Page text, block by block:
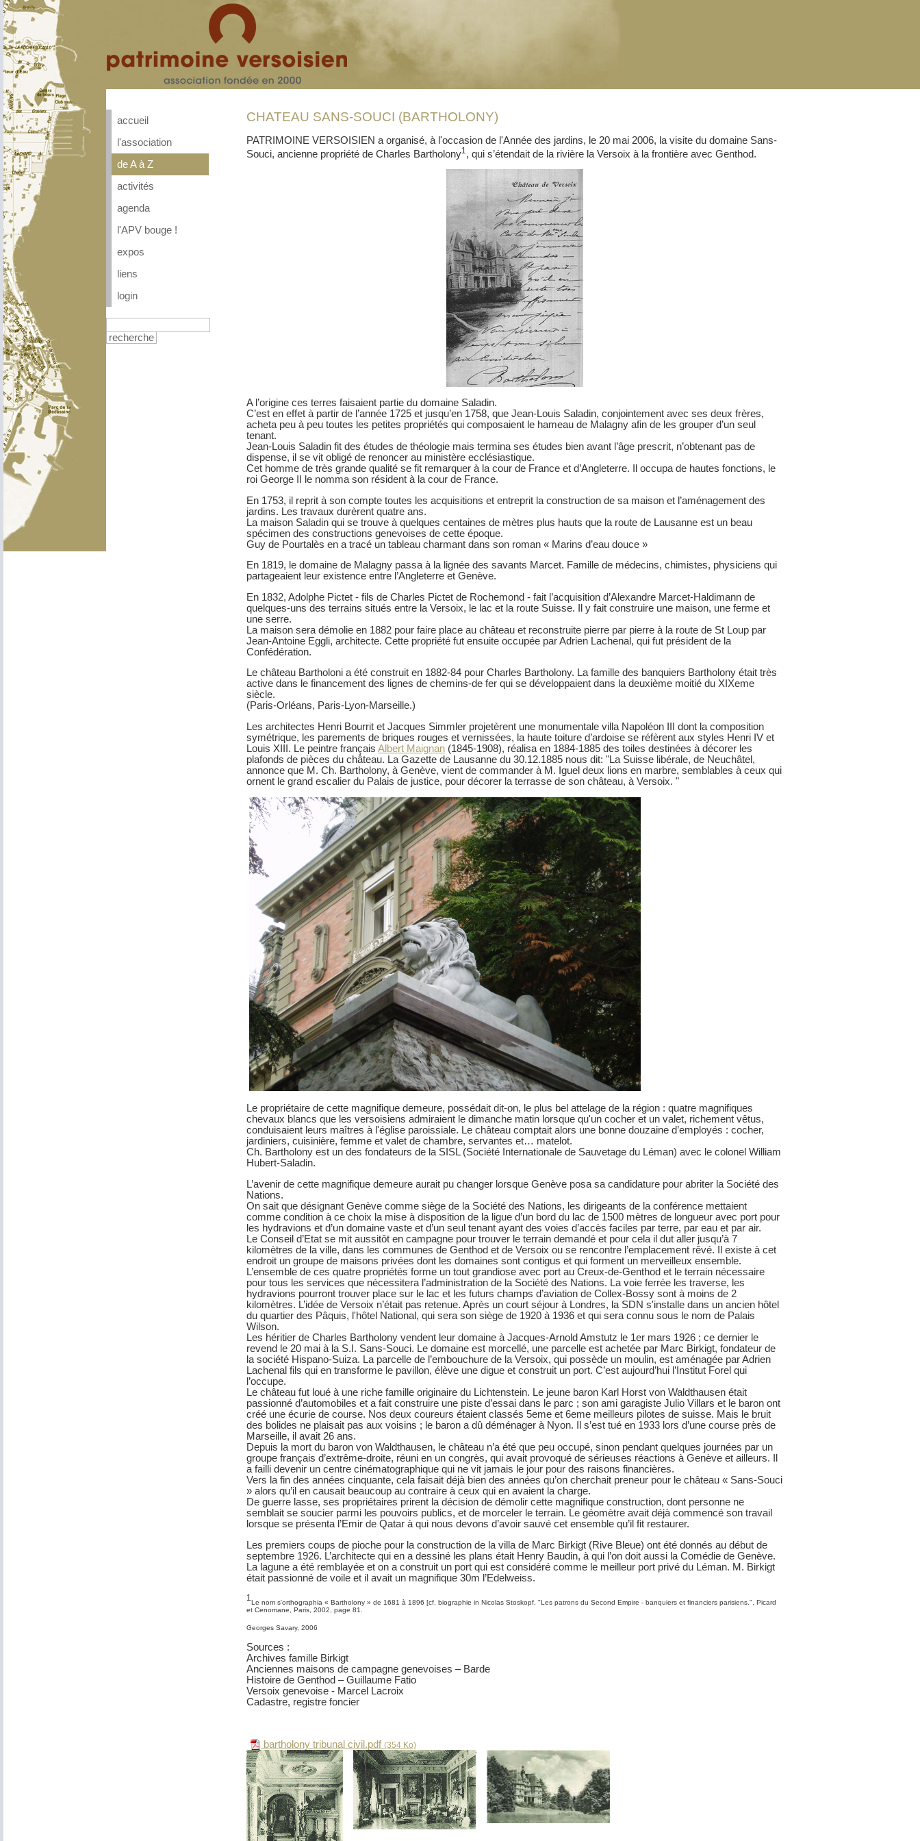
accueil
l'association
de A à Z
activités
agenda
l'APV bouge !
expos
liens
login
recherche
CHATEAU SANS-SOUCI (BARTHOLONY)
PATRIMOINE VERSOISIEN a organisé, à l'occasion de l'Année des jardins, le 20 mai 2006, la visite du domaine Sans-
Souci, ancienne propriété de Charles Bartholony1 , qui s’étendait de la rivière la Versoix à la frontière avec Genthod.
A l’origine ces terres faisaient partie du domaine Saladin.
C’est en effet à partir de l’année 1725 et jusqu’en 1758, que Jean-Louis Saladin, conjointement avec ses deux frères,
acheta peu à peu toutes les petites propriétés qui composaient le hameau de Malagny afin de les grouper d’un seul
tenant.
Jean-Louis Saladin fit des études de théologie mais termina ses études bien avant l’âge prescrit, n’obtenant pas de
dispense, il se vit obligé de renoncer au ministère ecclésiastique.
Cet homme de très grande qualité se fit remarquer à la cour de France et d’Angleterre. Il occupa de hautes fonctions, le
roi George II le nomma son résident à la cour de France.
En 1753, il reprit à son compte toutes les acquisitions et entreprit la construction de sa maison et l’aménagement des
jardins. Les travaux durèrent quatre ans.
La maison Saladin qui se trouve à quelques centaines de mètres plus hauts que la route de Lausanne est un beau
spécimen des constructions genevoises de cette époque.
Guy de Pourtalès en a tracé un tableau charmant dans son roman « Marins d’eau douce »
En 1819, le domaine de Malagny passa à la lignée des savants Marcet. Famille de médecins, chimistes, physiciens qui
partageaient leur existence entre l’Angleterre et Genève.
En 1832, Adolphe Pictet - fils de Charles Pictet de Rochemond - fait l’acquisition d’Alexandre Marcet-Haldimann de
quelques-uns des terrains situés entre la Versoix, le lac et la route Suisse. Il y fait construire une maison, une ferme et
une serre.
La maison sera démolie en 1882 pour faire place au château et reconstruite pierre par pierre à la route de St Loup par
Jean-Antoine Eggli, architecte. Cette propriété fut ensuite occupée par Adrien Lachenal, qui fut président de la
Confédération.
Le château Bartholoni a été construit en 1882-84 pour Charles Bartholony. La famille des banquiers Bartholony était très
active dans le financement des lignes de chemins-de fer qui se développaient dans la deuxième moitié du XIXeme
siècle.
(Paris-Orléans, Paris-Lyon-Marseille.)
Les architectes Henri Bourrit et Jacques Simmler projetèrent une monumentale villa Napoléon III dont la composition
symétrique, les parements de briques rouges et vernissées, la haute toiture d’ardoise se réfèrent aux styles Henri IV et
Louis XIII. Le peintre français Albert Maignan (1845-1908), réalisa en 1884-1885 des toiles destinées à décorer les
plafonds de pièces du château. La Gazette de Lausanne du 30.12.1885 nous dit: "La Suisse libérale, de Neuchâtel,
annonce que M. Ch. Bartholony, à Genève, vient de commander à M. Iguel deux lions en marbre, semblables à ceux qui
ornent le grand escalier du Palais de justice, pour décorer la terrasse de son château, à Versoix. "
Le propriétaire de cette magnifique demeure, possédait dit-on, le plus bel attelage de la région : quatre magnifiques
chevaux blancs que les versoisiens admiraient le dimanche matin lorsque qu'un cocher et un valet, richement vêtus,
conduisaient leurs maîtres à l'église paroissiale. Le château comptait alors une bonne douzaine d’employés : cocher,
jardiniers, cuisinière, femme et valet de chambre, servantes et… matelot.
Ch. Bartholony est un des fondateurs de la SISL (Société Internationale de Sauvetage du Léman) avec le colonel William
Hubert-Saladin.
L’avenir de cette magnifique demeure aurait pu changer lorsque Genève posa sa candidature pour abriter la Société des
Nations.
On sait que désignant Genève comme siège de la Société des Nations, les dirigeants de la conférence mettaient
comme condition à ce choix la mise à disposition de la ligue d’un bord du lac de 1500 mètres de longueur avec port pour
les hydravions et d’un domaine vaste et d’un seul tenant ayant des voies d’accès faciles par terre, par eau et par air.
Le Conseil d’Etat se mit aussitôt en campagne pour trouver le terrain demandé et pour cela il dut aller jusqu’à 7
kilomètres de la ville, dans les communes de Genthod et de Versoix ou se rencontre l’emplacement rêvé. Il existe à cet
endroit un groupe de maisons privées dont les domaines sont contigus et qui forment un merveilleux ensemble.
L’ensemble de ces quatre propriétés forme un tout grandiose avec port au Creux-de-Genthod et le terrain nécessaire
pour tous les services que nécessitera l’administration de la Société des Nations. La voie ferrée les traverse, les
hydravions pourront trouver place sur le lac et les futurs champs d’aviation de Collex-Bossy sont à moins de 2
kilomètres. L’idée de Versoix n’était pas retenue. Après un court séjour à Londres, la SDN s'installe dans un ancien hôtel
du quartier des Pâquis, l'hôtel National, qui sera son siège de 1920 à 1936 et qui sera connu sous le nom de Palais
Wilson.
Les héritier de Charles Bartholony vendent leur domaine à Jacques-Arnold Amstutz le 1er mars 1926 ; ce dernier le
revend le 20 mai à la S.I. Sans-Souci. Le domaine est morcellé, une parcelle est achetée par Marc Birkigt, fondateur de
la société Hispano-Suiza. La parcelle de l’embouchure de la Versoix, qui possède un moulin, est aménagée par Adrien
Lachenal fils qui en transforme le pavillon, élève une digue et construit un port. C’est aujourd’hui l’Institut Forel qui
l’occupe.
Le château fut loué à une riche famille originaire du Lichtenstein. Le jeune baron Karl Horst von Waldthausen était
passionné d’automobiles et a fait construire une piste d’essai dans le parc ; son ami garagiste Julio Villars et le baron ont
créé une écurie de course. Nos deux coureurs étaient classés 5eme et 6eme meilleurs pilotes de suisse. Mais le bruit
des bolides ne plaisait pas aux voisins ; le baron a dû déménager à Nyon. Il s’est tué en 1933 lors d’une course près de
Marseille, il avait 26 ans.
Depuis la mort du baron von Waldthausen, le château n’a été que peu occupé, sinon pendant quelques journées par un
groupe français d’extrême-droite, réuni en un congrès, qui avait provoqué de sérieuses réactions à Genève et ailleurs. Il
a failli devenir un centre cinématographique qui ne vit jamais le jour pour des raisons financières.
Vers la fin des années cinquante, cela faisait déjà bien des années qu’on cherchait preneur pour le château « Sans-Souci
» alors qu’il en causait beaucoup au contraire à ceux qui en avaient la charge.
De guerre lasse, ses propriétaires prirent la décision de démolir cette magnifique construction, dont personne ne
semblait se soucier parmi les pouvoirs publics, et de morceler le terrain. Le géomètre avait déjà commencé son travail
lorsque se présenta l’Emir de Qatar à qui nous devons d’avoir sauvé cet ensemble qu’il fit restaurer.
Les premiers coups de pioche pour la construction de la villa de Marc Birkigt (Rive Bleue) ont été donnés au début de
septembre 1926. L’architecte qui en a dessiné les plans était Henry Baudin, à qui l’on doit aussi la Comédie de Genève.
La lagune a été remblayée et on a construit un port qui est considéré comme le meilleur port privé du Léman. M. Birkigt
était passionné de voile et il avait un magnifique 30m l’Edelweiss.
1Le nom s'orthographia « Bartholony » de 1681 à 1896 [cf. biographie in Nicolas Stoskopf, "Les patrons du Second Empire - banquiers et financiers parisiens.", Picard
et Cenomane, Paris, 2002, page 81.
Georges Savary, 2006
Sources :
Archives famille Birkigt
Anciennes maisons de campagne genevoises – Barde
Histoire de Genthod – Guillaume Fatio
Versoix genevoise - Marcel Lacroix
Cadastre, registre foncier
bartholony tribunal civil.pdf (354 Ko)